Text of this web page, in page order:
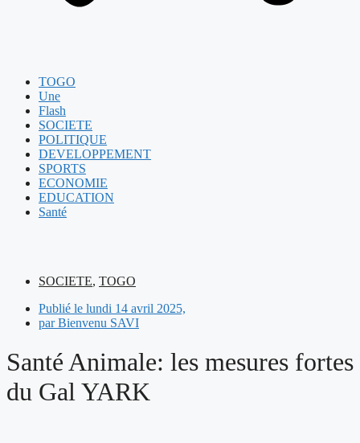
TOGO
Une
Flash
SOCIETE
POLITIQUE
DEVELOPPEMENT
SPORTS
ECONOMIE
EDUCATION
Santé
SOCIETE, TOGO
Publié le lundi 14 avril 2025,
parBienvenu SAVI
Santé Animale: les mesures fortes
du Gal YARK